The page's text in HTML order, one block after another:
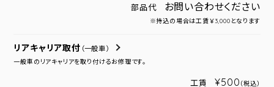
部品代 お問い合わせください
※持込の場合は工賃￥3,000となります
リアキャリア取付 （一般車）
一般車のリアキャリアを取り付けるお修理です。
工賃 ¥500 （税込）